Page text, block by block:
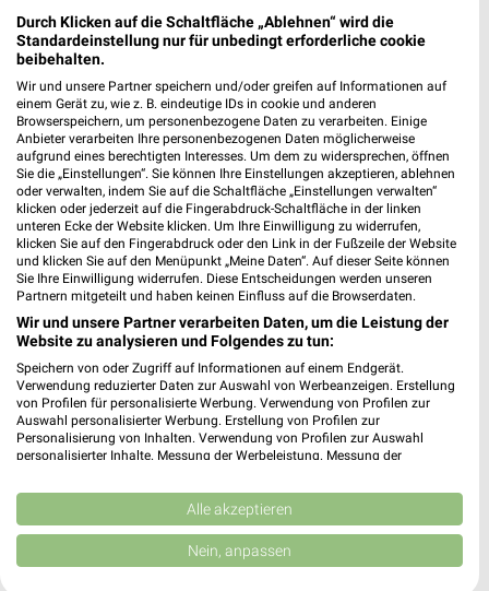
Tedi Dresden
Lockwitzer Str. 1
Heute 09:00 - 19:00 Uhr | Geöffnet
167,78 km
TEDi Dresden
Lockwitzer Str. 13
01219 Dresden
167,92 km
Tedi Dresden
Straßburger Platz 1
01307 Dresden
165,66 km
Tedi Dresden
Straßburger Platz 1
01307 Dresden
Heute 09:00 - 20:00 Uhr |
Durch Klicken auf die Schaltfläche „Ablehnen“ wird die
Standardeinstellung nur für unbedingt erforderliche cookie
beibehalten.
Wir und unsere Partner speichern und/oder greifen auf Informationen auf
einem Gerät zu, wie z. B. eindeutige IDs in cookie und anderen
Browserspeichern, um personenbezogene Daten zu verarbeiten. Einige
Anbieter verarbeiten Ihre personenbezogenen Daten möglicherweise
aufgrund eines berechtigten Interesses. Um dem zu widersprechen, öffnen
Sie die „Einstellungen“. Sie können Ihre Einstellungen akzeptieren, ablehnen
oder verwalten, indem Sie auf die Schaltfläche „Einstellungen verwalten“
klicken oder jederzeit auf die Fingerabdruck-Schaltfläche in der linken
unteren Ecke der Website klicken. Um Ihre Einwilligung zu widerrufen,
klicken Sie auf den Fingerabdruck oder den Link in der Fußzeile der Website
und klicken Sie auf den Menüpunkt „Meine Daten“. Auf dieser Seite können
Sie Ihre Einwilligung widerrufen. Diese Entscheidungen werden unseren
Partnern mitgeteilt und haben keinen Einfluss auf die Browserdaten.
Wir und unsere Partner verarbeiten Daten, um die Leistung der
Website zu analysieren und Folgendes zu tun:
Speichern von oder Zugriff auf Informationen auf einem Endgerät.
Verwendung reduzierter Daten zur Auswahl von Werbeanzeigen. Erstellung
von Profilen für personalisierte Werbung. Verwendung von Profilen zur
Auswahl personalisierter Werbung. Erstellung von Profilen zur
Personalisierung von Inhalten. Verwendung von Profilen zur Auswahl
personalisierter Inhalte. Messung der Werbeleistung. Messung der
Kombinationen von Daten aus verschiedenen Quellen. Entwicklung und
Verbesserung der Angebote. Verwendung reduzierter Daten zur Auswahl
von Inhalten.
Daten können außerhalb der Europäischen Union weitergegeben und in die
Alle akzeptieren
Nein, anpassen